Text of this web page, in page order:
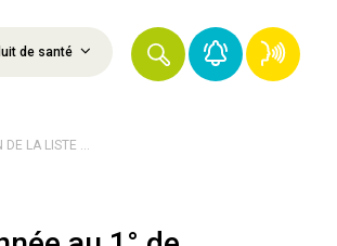
de santé
LA LISTE ...